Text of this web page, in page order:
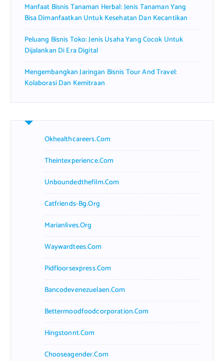
Manfaat Bisnis Tanaman Herbal: Jenis Tanaman Yang
Bisa Dimanfaatkan Untuk Kesehatan Dan Kecantikan
Peluang Bisnis Toko: Jenis Usaha Yang Cocok Untuk
Dijalankan Di Era Digital
Mengembangkan Jaringan Bisnis Tour And Travel:
Kolaborasi Dan Kemitraan
Okhealthcareers.com
Theintexperience.com
Unboundedthefilm.com
Catfriends-Bg.org
Marianlives.org
Waywardtees.com
Pidfloorsexpress.com
Bancodevenezuelaen.com
Bettermoodfoodcorporation.com
Hingstonnt.com
Chooseagender.com